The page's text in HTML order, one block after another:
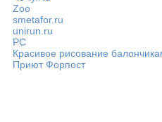
Zoo
smetafor.ru
unirun.ru
PC
Красивое рисование
Приют Форпост